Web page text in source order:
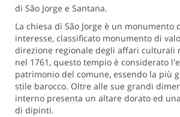
di São Jorge e Santana.
La chiesa di São Jorge è un monumento
interesse, classificato monumento di
direzione regionale degli affari culturali
nel 1761, questo tempio è considerato
patrimonio del comune, essendo la più
stile barocco. Oltre alle sue grandi
interno presenta un altare dorato ed
di dipinti.